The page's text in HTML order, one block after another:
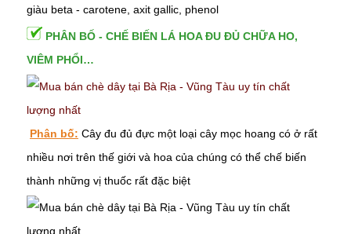
giàu beta - carotene, axit gallic, phenol
PHÂN BỐ - CHẾ BIẾN LÁ HOA ĐU ĐỦ CHỮA HO,
VIÊM PHỔI…
Phân bố: Cây đu đủ đực một loại cây mọc hoang có ở rất
nhiều nơi trên thế giới và hoa của chúng có thể chế biến
thành những vị thuốc rất đặc biệt